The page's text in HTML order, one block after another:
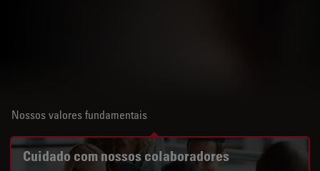
Nossos valores fundamentais
Cuidado com nossos colaboradores